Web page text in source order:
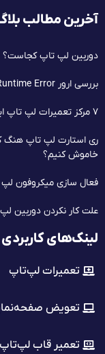
آخرین مطالب
دوربین لپ تاپ کجاست؟
بررسی ارور Runtime Error + راه حل کاربری
۷ مرکز تعمیرات لپ‌ تاپ ایسر
ری استارت لپ تاپ هنگ
خاموش کنیم؟
فعال سازی میکروفون لپ تاپ در ویندوز
علت کار نکردن دوربین
لینک‌های کاربردی
تعمیرات لپ‌تاپ
تعویض
تعمیر قاب لپ‌تاپ